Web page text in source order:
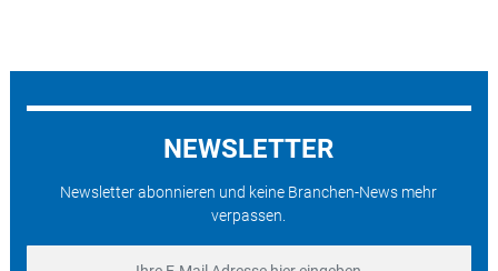
NEWSLETTER
Newsletter abonnieren und keine Branchen-News mehr
verpassen.